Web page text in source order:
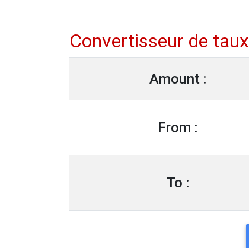
Convertisseur de
Amount :
From :
To :